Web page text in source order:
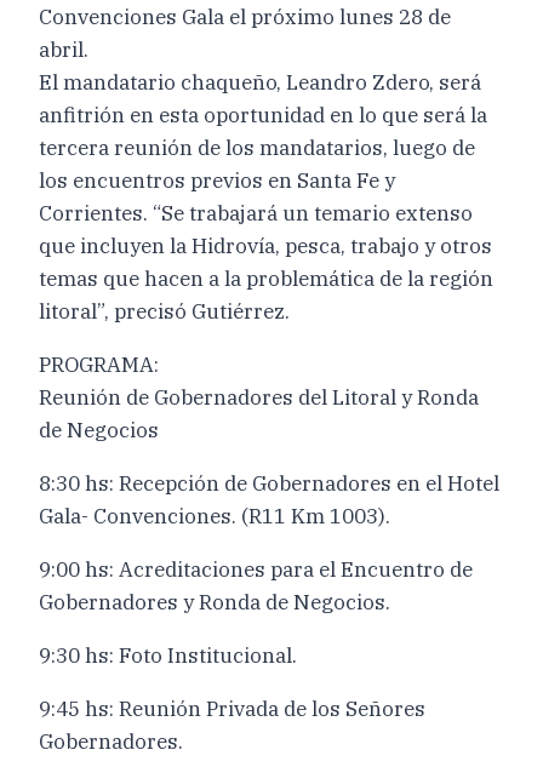
Convenciones Gala el próximo lunes 28 de
abril.
El mandatario chaqueño, Leandro Zdero, será
anfitrión en esta oportunidad en lo que será la
tercera reunión de los mandatarios, luego de
los encuentros previos en Santa Fe y
Corrientes. “Se trabajará un temario extenso
que incluyen la Hidrovía, pesca, trabajo y otros
temas que hacen a la problemática de la región
litoral”, precisó Gutiérrez.
PROGRAMA:
Reunión de Gobernadores del Litoral y Ronda
de Negocios
8:30 hs: Recepción de Gobernadores en el Hotel
Gala- Convenciones. (R11 Km 1003).
9:00 hs: Acreditaciones para el Encuentro de
Gobernadores y Ronda de Negocios.
9:30 hs: Foto Institucional.
9:45 hs: Reunión Privada de los Señores
Gobernadores.